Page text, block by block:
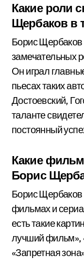
Какие роли
Щербаков в
Борис
замечательных
Он играл
пьесах таких
Достоевский,
таланте
постоянный
Какие
Борис
Борис Щербаков
фильмах и
есть такие
лучший фильм»,
«Запретная